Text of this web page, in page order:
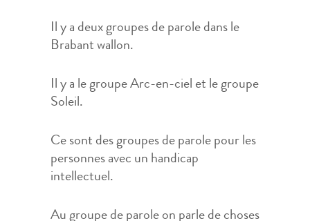
Il y a deux groupes de parole dans le
Brabant wallon.
Il y a le groupe Arc-en-ciel et le groupe
Soleil.
Ce sont des groupes de parole pour les
personnes avec un handicap
intellectuel.
Au groupe de parole on parle de choses